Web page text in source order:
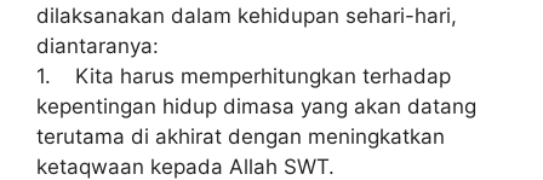
dilaksanakan dalam kehidupan sehari-hari,
diantaranya:
1. Kita harus memperhitungkan terhadap
kepentingan hidup dimasa yang akan datang
terutama di akhirat dengan meningkatkan
ketaqwaan kepada Allah SWT.